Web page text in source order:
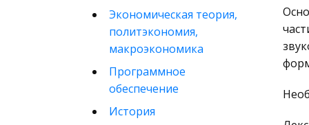
Экономическая теория,
политэкономия,
макроэкономика
Программное
обеспечение
История